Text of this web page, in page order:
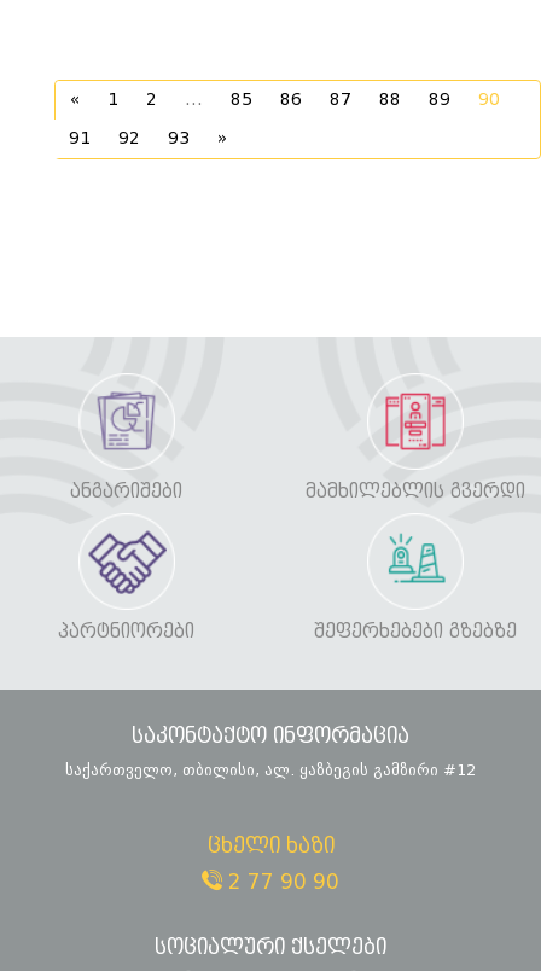
« 1 2 ... 85 86 87 88 89
90
91
92 93 »
ᲐᲜᲒᲐᲠᲘᲨᲔᲑᲘ ᲛᲐᲛᲮᲘᲚᲔᲑᲚᲘᲡ ᲒᲕᲔᲠᲓᲘ
ᲞᲐᲠᲢᲜᲘᲝᲠᲔᲑᲘ ᲨᲔᲤᲔᲠᲮᲔᲑᲔᲑᲘ ᲒᲖᲔᲑᲖᲔ
საკონტაქტო ინფორმაცია
საქართველო, თბილისი, ალ. ყაზბეგის გამზირი #12
ცხელი ხაზი
2 77 90 90
სოციალური ქსელები